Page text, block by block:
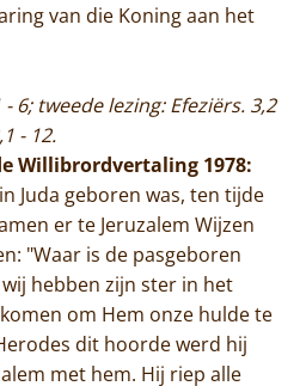
van die Koning aan het
6; tweede lezing: Efeziërs. 3,2
- 12.
Willibrordvertaling 1978:
Juda geboren was, ten tijde
er te Jeruzalem Wijzen
"Waar is de pasgeboren
hebben zijn ster in het
om Hem onze hulde te
dit hoorde werd hij
met hem. Hij riep alle